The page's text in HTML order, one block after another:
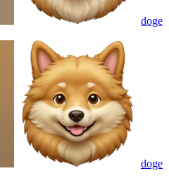
doge
doge